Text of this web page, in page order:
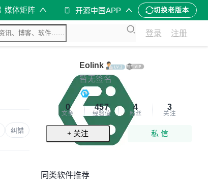
媒体矩阵 开源中国APP 切换老版本
登录 注册
纠错
Eolink
暂无签名
0
文章
457
经验值
4
粉丝
3
关注
+ 关注 私 信
同类软件推荐